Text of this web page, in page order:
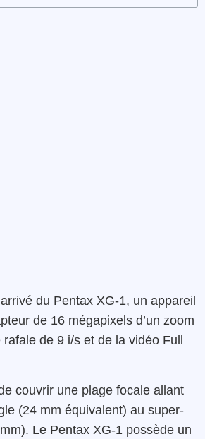
du Pentax XG-1, un appareil
de 16 mégapixels d’un zoom
rafale de 9 i/s et de la vidéo Full
couvrir une plage focale allant
(24 mm équivalent) au super-
). Le Pentax XG-1 possède un